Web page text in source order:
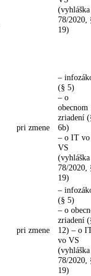
(vyhláška
78/2020,
19)
pri zmene
–
(§ 5)
– o
obecnom
zriadení
6b)
– o IT vo
VS
(vyhláška
78/2020,
19)
pri zmene
–
(§ 5)
– o
zriadení
12) – o
vo VS
(vyhláška
78/2020,
19)